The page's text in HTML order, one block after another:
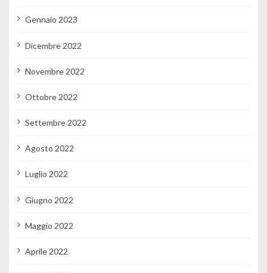
Gennaio 2023
Dicembre 2022
Novembre 2022
Ottobre 2022
Settembre 2022
Agosto 2022
Luglio 2022
Giugno 2022
Maggio 2022
Aprile 2022